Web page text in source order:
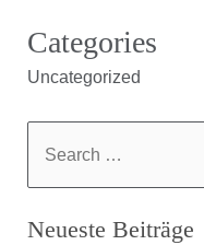
Categories
Uncategorized
Neueste Beiträge